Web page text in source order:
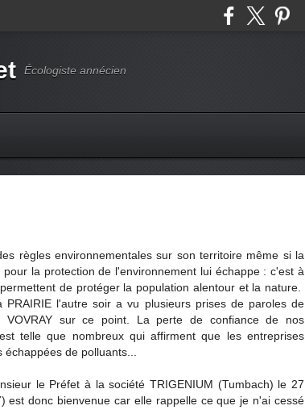
Écologiste annécien
règles environnementales sur son territoire même si la
la protection de l'environnement lui échappe : c'est à
de protéger la population alentour et la nature.
l'autre soir a vu plusieurs prises de paroles de
sur ce point. La perte de confiance de nos
telle que nombreux qui affirment que les entreprises
de polluants...
le Préfet à la société TRIGENIUM (Tumbach) le 27
est donc bienvenue car elle rappelle ce que je n'ai cessé